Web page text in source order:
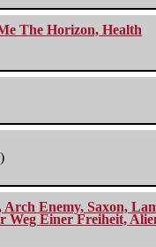
The Horizon, Health
Arch Enemy, Saxon,
Weg Einer Freiheit,